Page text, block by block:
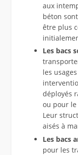
aux
béton
être plus
Les bacs
les
déployés
ou pour
Leur
aisés à
Les bacs
pour les